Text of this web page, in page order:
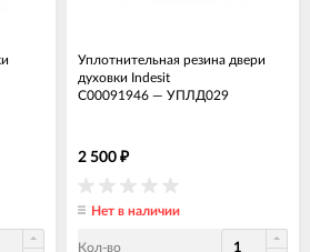
Уплотнительная резина двери
духовки Indesit
C00091946 — УПЛД029
2 500 ₽
Нет в наличии
Кол-во